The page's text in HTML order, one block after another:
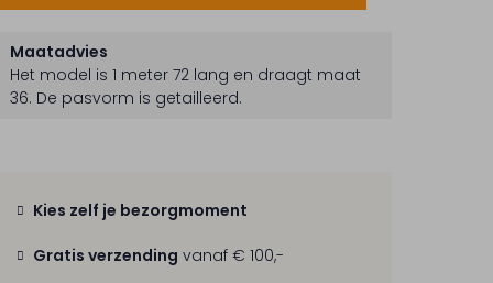
Maatadvies
Het model is 1 meter 72 lang en draagt maat
36. De pasvorm is getailleerd.
Kies zelf je bezorgmoment
Gratis verzending vanaf € 100,-